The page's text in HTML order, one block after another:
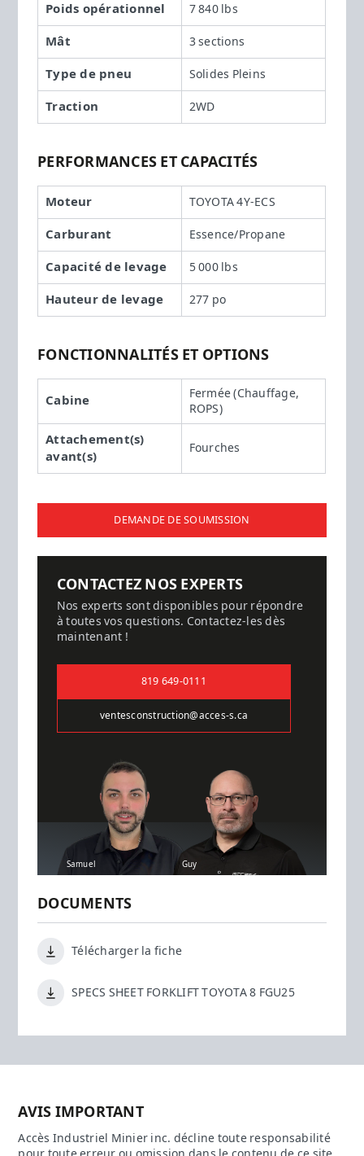
Poids opérationnel 7 840 lbs
Mât 3 sections
Type de pneu Solides Pleins
Traction 2WD
PERFORMANCES ET CAPACITÉS
Moteur TOYOTA 4Y-ECS
Carburant Essence/Propane
Capacité de levage 5 000 lbs
Hauteur de levage 277 po
FONCTIONNALITÉS ET OPTIONS
Cabine
Fermée (Chauffage,
ROPS)
Attachement(s)
avant(s)
Fourches
DEMANDE DE SOUMISSION
CONTACTEZ NOS EXPERTS
Nos experts sont disponibles pour répondre
à toutes vos questions. Contactez-les dès
maintenant !
819 649-0111
ventesconstruction@acces-s.ca
Samuel Guy
DOCUMENTS
Télécharger la fiche
SPECS SHEET FORKLIFT TOYOTA 8 FGU25
AVIS IMPORTANT
Accès Industriel Minier inc. décline toute responsabilité
pour toute erreur ou omission dans le contenu de ce site.